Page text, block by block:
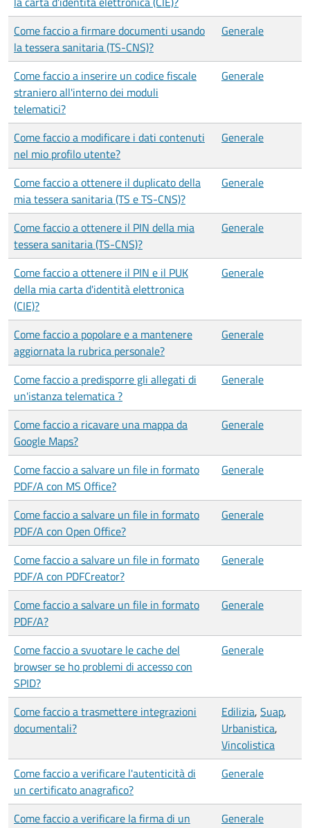
Come faccio a firmare documenti usando
la tessera sanitaria (TS-CNS)?
Generale
Come faccio a inserire un codice fiscale
straniero all'interno dei moduli
telematici?
Generale
Come faccio a modificare i dati contenuti
nel mio profilo utente?
Generale
Come faccio a ottenere il duplicato della
mia tessera sanitaria (TS e TS-CNS)?
Generale
Come faccio a ottenere il PIN della mia
tessera sanitaria (TS-CNS)?
Generale
Come faccio a ottenere il PIN e il PUK
della mia carta d'identità elettronica
(CIE)?
Generale
Come faccio a popolare e a mantenere
aggiornata la rubrica personale?
Generale
Come faccio a predisporre gli allegati di
un'istanza telematica ?
Generale
Come faccio a ricavare una mappa da
Google Maps?
Generale
Come faccio a salvare un file in formato
PDF/A con MS Office?
Generale
Come faccio a salvare un file in formato
PDF/A con Open Office?
Generale
Come faccio a salvare un file in formato
PDF/A con PDFCreator?
Generale
Come faccio a salvare un file in formato
PDF/A?
Generale
Come faccio a svuotare le cache del
browser se ho problemi di accesso con
SPID?
Generale
Come faccio a trasmettere integrazioni
documentali?
Edilizia, Suap,
Urbanistica,
Vincolistica
Come faccio a verificare l'autenticità di
un certificato anagrafico?
Generale
Come faccio a verificare la firma di un
Generale